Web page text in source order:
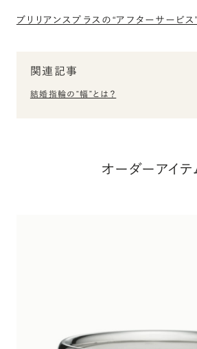
ブリリアンスプラスの“アフターサービス
関連記事
結婚指輪の“幅”とは？
オーダーアイテ